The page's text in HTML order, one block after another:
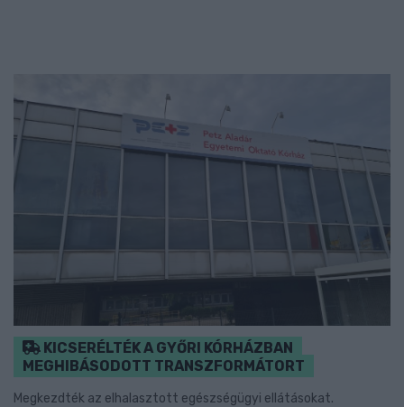
KICSERÉLTÉK A GYŐRI KÓRHÁZBAN
MEGHIBÁSODOTT TRANSZFORMÁTORT
Megkezdték az elhalasztott egészségügyi ellátásokat.